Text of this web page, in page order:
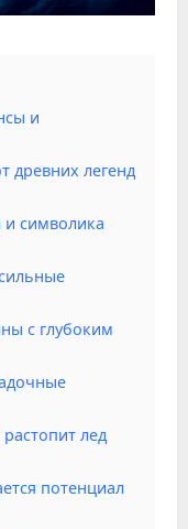
и
древних легенд
и символика
с глубоким
лед
потенциал